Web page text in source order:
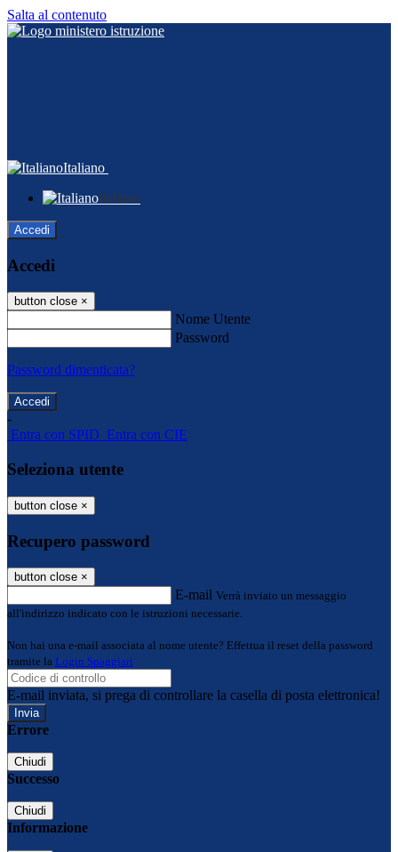
Salta al contenuto
Italiano
Italiano
Accedi
Accedi
button close ×
Nome Utente
Password
Password dimenticata?
-
Entra con SPID Entra con CIE
Seleziona utente
button close ×
Recupero password
button close ×
E-mail Verrà inviato un messaggio
all'indirizzo indicato con le istruzioni necessarie.
Non hai una e-mail associata al nome utente? Effettua il reset della password
tramite la Login Spaggiari
E-mail inviata, si prega di controllare la casella di posta elettronica!
Errore
Chiudi
Successo
Chiudi
Informazione